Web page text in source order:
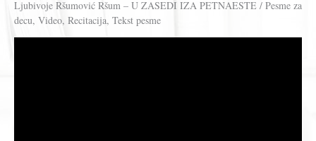
Ljubivoje Ršumović Ršum – U ZASEDI IZA PETNAESTE / Pesme za
decu, Video, Recitacija, Tekst pesme